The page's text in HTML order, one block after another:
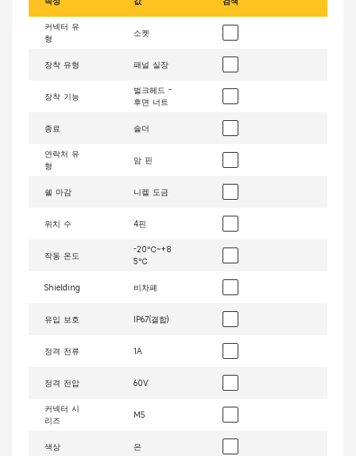
커넥터 유
형
소켓
장착 유형 패널 실장
장착 기능
벌크헤드 -
후면 너트
종료 솔더
연락처 유
형
암 핀
쉘 마감 니켈 도금
위치 수 4핀
작동 온도
-20℃~+8
5℃
Shielding 비차폐
유입 보호 IP67(결합)
정격 전류 1A
정격 전압 60V
커넥터 시
리즈
M5
색상 은